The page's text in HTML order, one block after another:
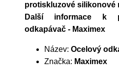
protiskluzové silikonové
Další informace k
odkapávač - Maximex
Název: Ocelový
Značka: Maximex